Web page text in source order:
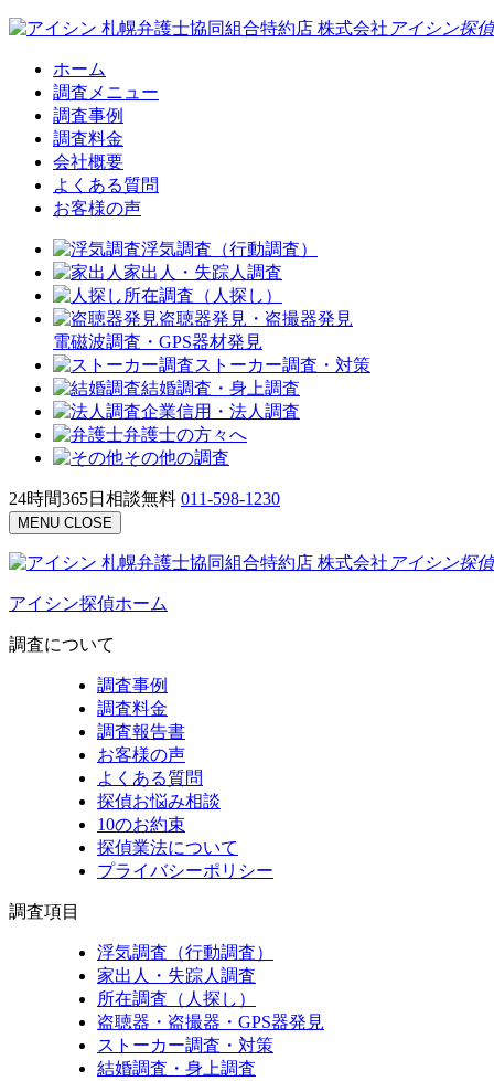
札幌弁護士協同組合特約店 株式会社 アイシン探
ホーム
調査メニュー
調査事例
調査料金
会社概要
よくある質問
お客様の声
浮気調査（行動調査）
家出人・失踪人調査
所在調査（人探し）
盗聴器発見・盗撮器発見
電磁波調査・GPS器材発見
ストーカー調査・対策
結婚調査・身上調査
企業信用・法人調査
弁護士の方々へ
その他の調査
24時間365日相談無料 011-598-1230
MENU CLOSE
札幌弁護士協同組合特約店 株式会社 アイシン探
アイシン探偵ホーム
調査について
調査事例
調査料金
調査報告書
お客様の声
よくある質問
探偵お悩み相談
10のお約束
探偵業法について
プライバシーポリシー
調査項目
浮気調査（行動調査）
家出人・失踪人調査
所在調査（人探し）
盗聴器・盗撮器・GPS器発見
ストーカー調査・対策
結婚調査・身上調査